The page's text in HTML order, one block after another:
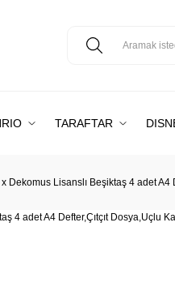
TARAFTAR
x Dekomus Lisanslı Beşiktaş 4 adet A4